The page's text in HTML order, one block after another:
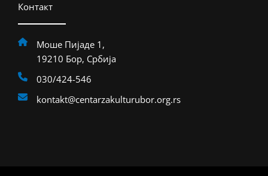
Контакт
Моше Пијаде 1,
19210 Бор, Србија
030/424-546
kontakt@centarzakulturubor.org.rs